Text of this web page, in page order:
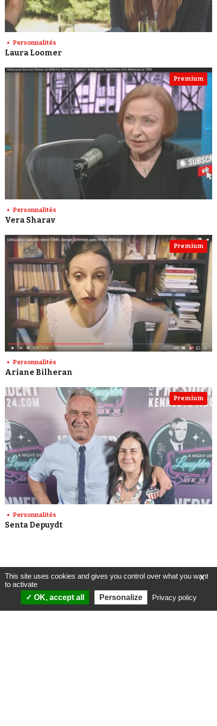
Personnalités
Laura Loomer
Premium
Personnalités
Vera Sharav
Premium
Personnalités
Ariane Bilheran
Premium
Personnalités
Senta Depuydt
X
This site uses cookies and gives you control over what you want
to activate
OK, accept all
Personalize Privacy policy